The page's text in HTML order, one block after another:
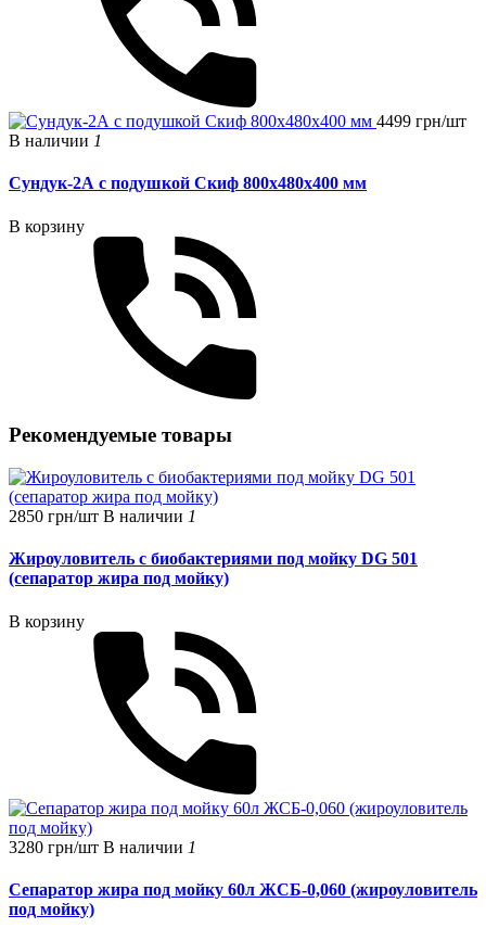
4499 грн/шт
В наличии 1
Сундук-2А с подушкой Скиф 800х480х400 мм
В корзину
Рекомендуемые товары
2850 грн/шт В наличии 1
Жироуловитель с биобактериями под мойку DG 501
(сепаратор жира под мойку)
В корзину
3280 грн/шт В наличии 1
Сепаратор жира под мойку 60л ЖСБ-0,060 (жироуловитель
под мойку)